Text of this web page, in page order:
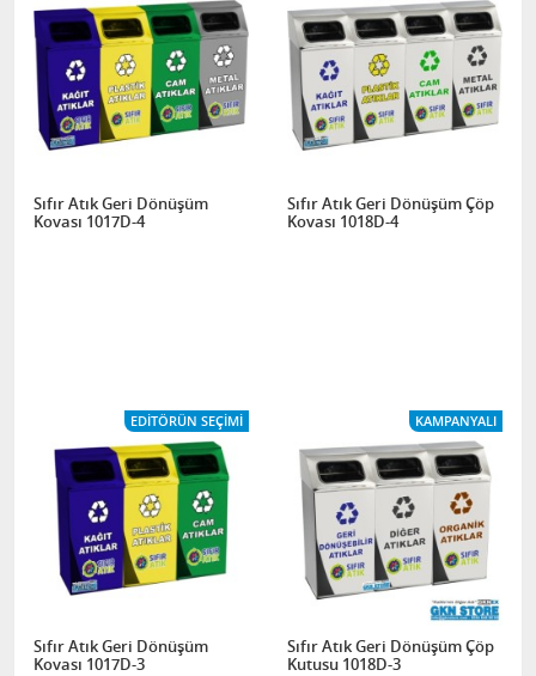
Sıfır Atık Geri Dönüşüm
Kovası 1017D-4
Sıfır Atık Geri Dönüşüm Çöp
Kovası 1018D-4
EDITÖRÜN SEÇIMI
Sıfır Atık Geri Dönüşüm
Kovası 1017D-3
KAMPANYALI
Sıfır Atık Geri Dönüşüm Çöp
Kutusu 1018D-3